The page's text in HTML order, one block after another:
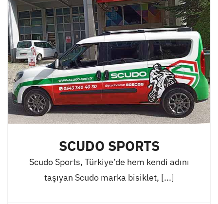
SCUDO SPORTS
Scudo Sports, Türkiye’de hem kendi adını
taşıyan Scudo marka bisiklet, [...]